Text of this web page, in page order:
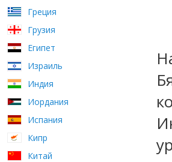
Греция
Грузия
Египет
Израиль
Индия
Иордания
Испания
Кипр
Китай